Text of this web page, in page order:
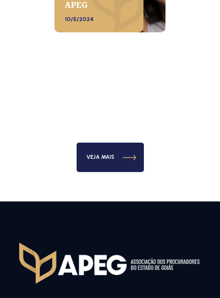
APEG
10/5/2024
VEJA MAIS